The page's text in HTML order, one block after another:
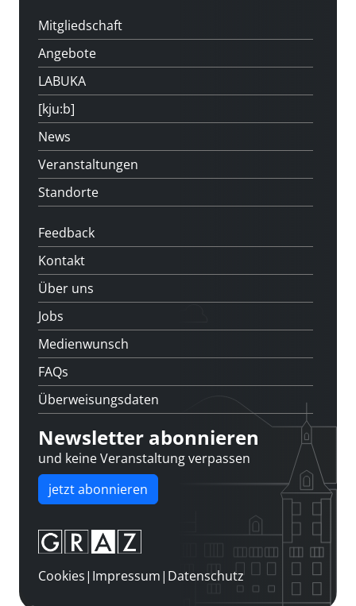
Mitgliedschaft
Angebote
LABUKA
[kju:b]
News
Veranstaltungen
Standorte
Feedback
Kontakt
Über uns
Jobs
Medienwunsch
FAQs
Überweisungsdaten
Newsletter abonnieren
und keine Veranstaltung verpassen
jetzt abonnieren
Cookies| Impressum| Datenschutz